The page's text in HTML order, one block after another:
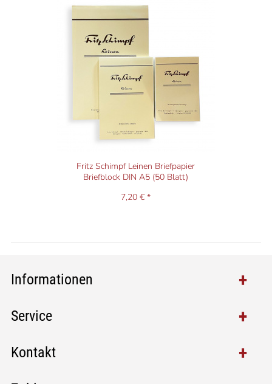
Fritz Schimpf Leinen Briefpapier
Briefblock DIN A5 (50 Blatt)
7,20 € *
Informationen
Service
Kontakt